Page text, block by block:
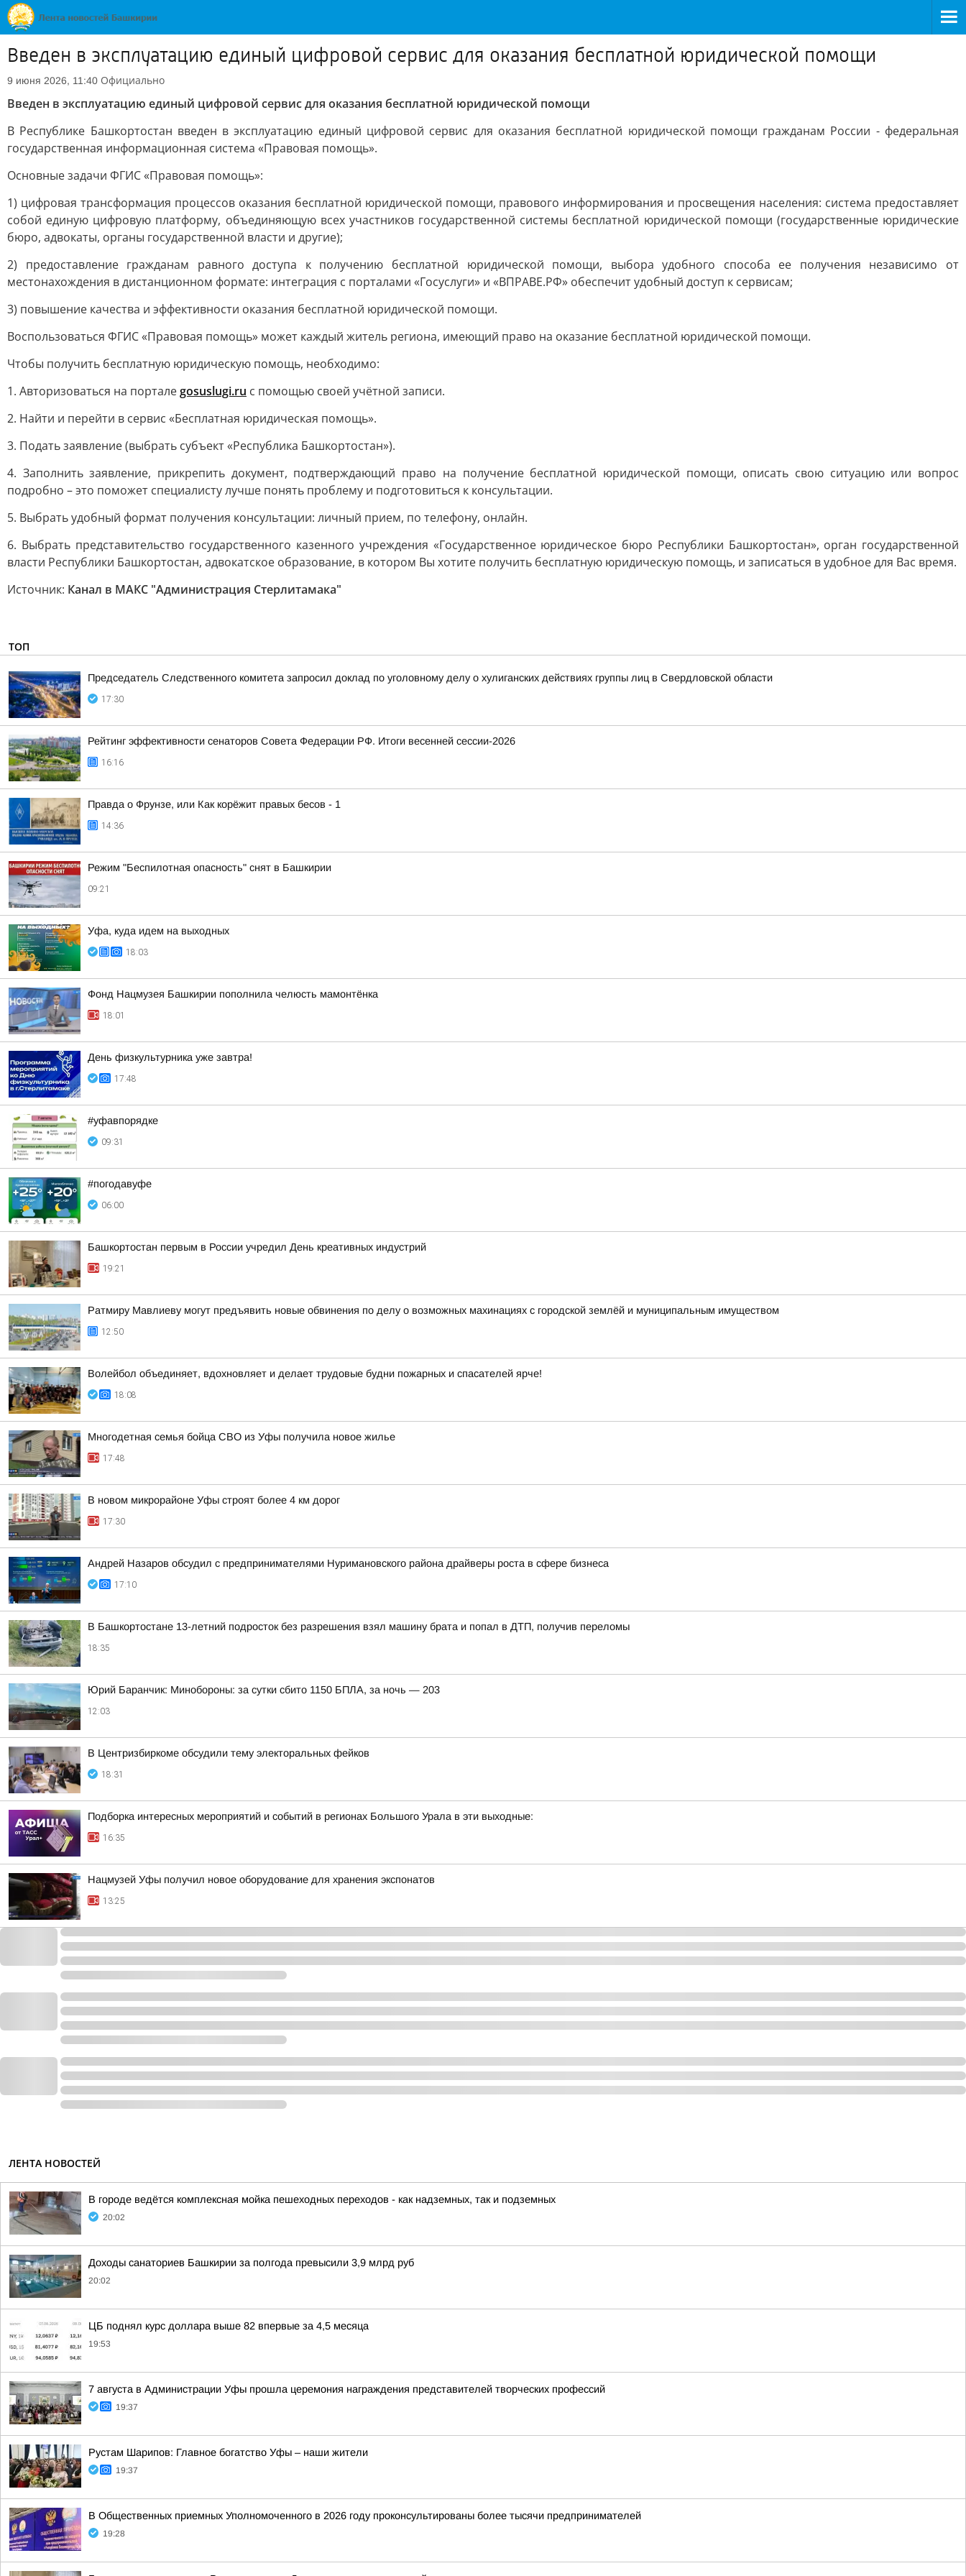
Введен в эксплуатацию единый цифровой сервис для оказания бесплатной юридической помощи
9 июня 2026, 11:40 Официально
Введен в эксплуатацию единый цифровой сервис для оказания бесплатной юридической помощи
В Республике Башкортостан введен в эксплуатацию единый цифровой сервис для оказания бесплатной юридической помощи гражданам России - федеральная
государственная информационная система «Правовая помощь».
Основные задачи ФГИС «Правовая помощь»:
1) цифровая трансформация процессов оказания бесплатной юридической помощи, правового информирования и просвещения населения: система предоставляет
собой единую цифровую платформу, объединяющую всех участников государственной системы бесплатной юридической помощи (государственные юридические
бюро, адвокаты, органы государственной власти и другие);
2) предоставление гражданам равного доступа к получению бесплатной юридической помощи, выбора удобного способа ее получения независимо от
местонахождения в дистанционном формате: интеграция с порталами «Госуслуги» и «ВПРАВЕ.РФ» обеспечит удобный доступ к сервисам;
3) повышение качества и эффективности оказания бесплатной юридической помощи.
Воспользоваться ФГИС «Правовая помощь» может каждый житель региона, имеющий право на оказание бесплатной юридической помощи.
Чтобы получить бесплатную юридическую помощь, необходимо:
1. Авторизоваться на порталеgosuslugi.ru с помощью своей учётной записи.
2. Найти и перейти в сервис «Бесплатная юридическая помощь».
3. Подать заявление (выбрать субъект «Республика Башкортостан»).
4. Заполнить заявление, прикрепить документ, подтверждающий право на получение бесплатной юридической помощи, описать свою ситуацию или вопрос
подробно – это поможет специалисту лучше понять проблему и подготовиться к консультации.
5. Выбрать удобный формат получения консультации: личный прием, по телефону, онлайн.
6. Выбрать представительство государственного казенного учреждения «Государственное юридическое бюро Республики Башкортостан», орган государственной
власти Республики Башкортостан, адвокатское образование, в котором Вы хотите получить бесплатную юридическую помощь, и записаться в удобное для Вас время.
Источник: Канал в МАКС "Администрация Стерлитамака"
ТОП
Председатель Следственного комитета запросил доклад по уголовному делу о хулиганских действиях группы лиц в Свердловской области
17:30
Рейтинг эффективности сенаторов Совета Федерации РФ. Итоги весенней сессии-2026
16:16
Правда о Фрунзе, или Как корёжит правых бесов - 1
14:36
Режим "Беспилотная опасность" снят в Башкирии
09:21
Уфа, куда идем на выходных
18:03
Фонд Нацмузея Башкирии пополнила челюсть мамонтёнка
18:01
День физкультурника уже завтра!
17:48
#уфавпорядке
09:31
#погодавуфе
06:00
Башкортостан первым в России учредил День креативных индустрий
19:21
Ратмиру Мавлиеву могут предъявить новые обвинения по делу о возможных махинациях с городской землёй и муниципальным имуществом
12:50
Волейбол объединяет, вдохновляет и делает трудовые будни пожарных и спасателей ярче!
18:08
Многодетная семья бойца СВО из Уфы получила новое жилье
17:48
В новом микрорайоне Уфы строят более 4 км дорог
17:30
Андрей Назаров обсудил с предпринимателями Нуримановского района драйверы роста в сфере бизнеса
17:10
В Башкортостане 13-летний подросток без разрешения взял машину брата и попал в ДТП, получив переломы
18:35
Юрий Баранчик: Минобороны: за сутки сбито 1150 БПЛА, за ночь — 203
12:03
В Центризбиркоме обсудили тему электоральных фейков
18:31
Подборка интересных мероприятий и событий в регионах Большого Урала в эти выходные:
16:35
Нацмузей Уфы получил новое оборудование для хранения экспонатов
13:25
ЛЕНТА НОВОСТЕЙ
В городе ведётся комплексная мойка пешеходных переходов - как надземных, так и подземных
20:02
Доходы санаториев Башкирии за полгода превысили 3,9 млрд руб
20:02
ЦБ поднял курс доллара выше 82 впервые за 4,5 месяца
19:53
7 августа в Администрации Уфы прошла церемония награждения представителей творческих профессий
19:37
Рустам Шарипов: Главное богатство Уфы – наши жители
19:37
В Общественных приемных Уполномоченного в 2026 году проконсультированы более тысячи предпринимателей
19:28